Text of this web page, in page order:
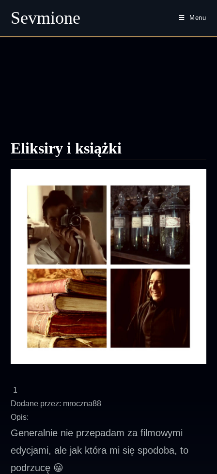
Sevmione Menu
Eliksiry i książki
1
Dodane przez: mroczna88
Opis:
Generalnie nie przepadam za filmowymi
edycjami, ale jak która mi się spodoba, to
podrzucę 😀